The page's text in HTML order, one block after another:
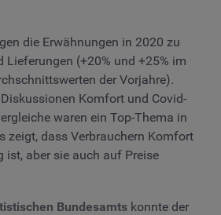
die Erwähnungen in 2020 zu
Lieferungen (+20% und +25% im
der Vorjahre).
Komfort und Covid-
waren ein Top-Thema in
zeigt, dass Verbrauchern Komfort
ist, aber sie auch auf Preise
Bundesamts konnte der